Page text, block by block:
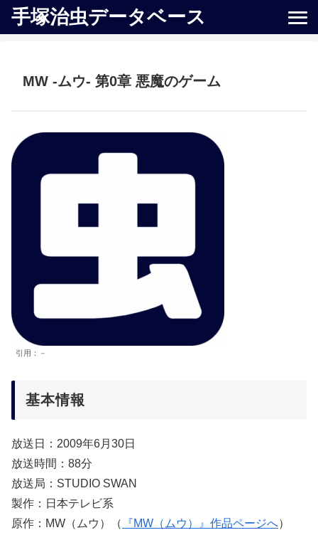
手塚治虫データベース
MW -ムウ- 第0章 悪魔のゲーム
引用：－
基本情報
放送日：2009年6月30日
放送時間：88分
放送局：STUDIO SWAN
製作：日本テレビ系
原作：MW（ムウ）（
『MW（ムウ）』作品ページへ）